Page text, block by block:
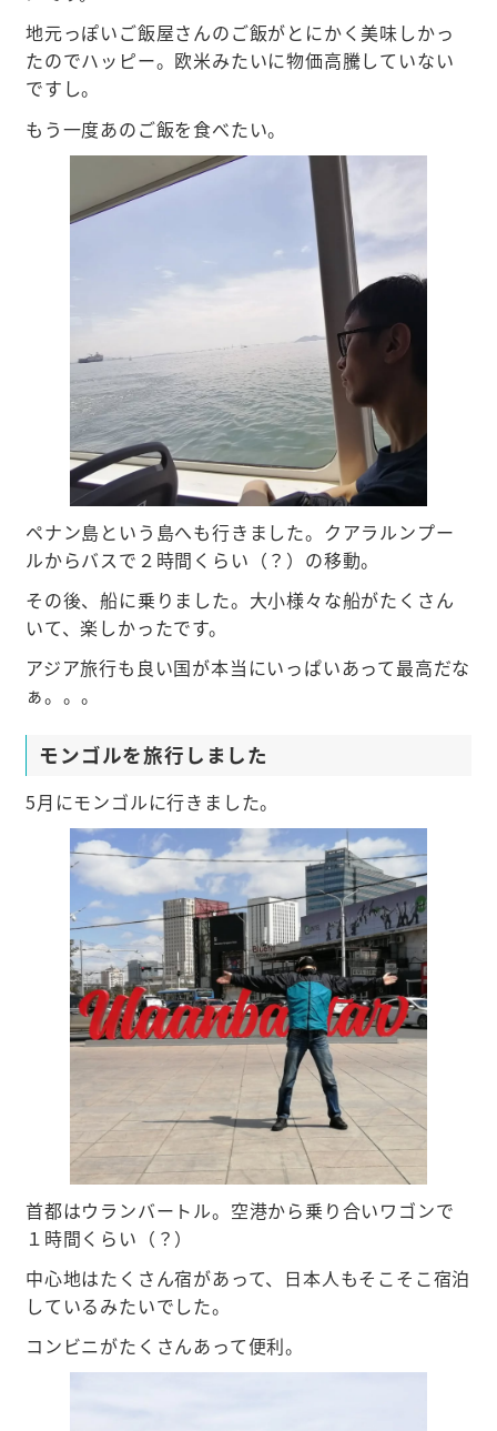
地元っぽいご飯屋さんのご飯がとにかく美味しかっ
たのでハッピー。欧米みたいに物価高騰していない
ですし。
もう一度あのご飯を食べたい。
ペナン島という島へも行きました。クアラルンプー
ルからバスで２時間くらい（？）の移動。
その後、船に乗りました。大小様々な船がたくさん
いて、楽しかったです。
アジア旅行も良い国が本当にいっぱいあって最高だな
ぁ。。。
モンゴルを旅行しました
5月にモンゴルに行きました。
首都はウランバートル。空港から乗り合いワゴンで
１時間くらい（？）
中心地はたくさん宿があって、日本人もそこそこ宿泊
しているみたいでした。
コンビニがたくさんあって便利。